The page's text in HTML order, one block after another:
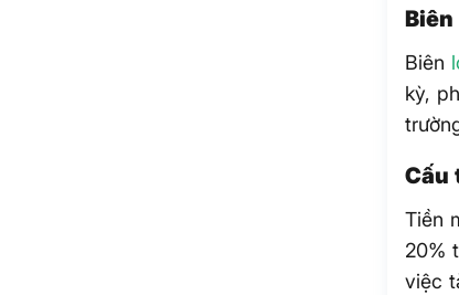
Biên
kỳ,
Cấu
Tiền
20%
việc